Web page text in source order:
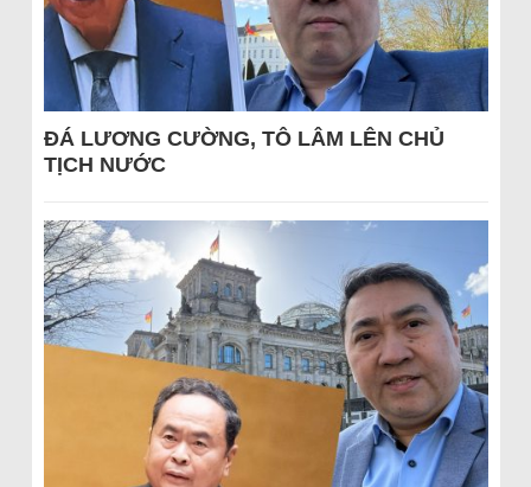
ĐÁ LƯƠNG CƯỜNG, TÔ LÂM LÊN CHỦ
TỊCH NƯỚC